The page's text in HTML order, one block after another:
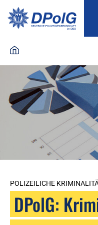
POLIZEILICHE
DPolG: